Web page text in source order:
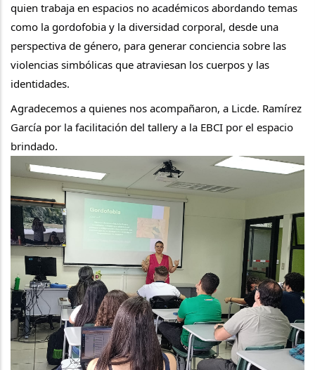
quien trabaja en espacios no académicos abordando temas
como la gordofobia y la diversidad corporal, desde una
perspectiva de género, para generar conciencia sobre las
violencias simbólicas que atraviesan los cuerpos y las
identidades.
Agradecemos a quienes nos acompañaron, a Licde. Ramírez
García por la facilitación del tallery a la EBCI por el espacio
brindado.